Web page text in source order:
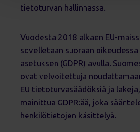
tietoturvan hallinnassa.
Vuodesta 2018 alkaen EU-
sovelletaan suoraan
asetuksen (GDPR) avulla.
ovat velvoitettuja
EU tietoturvasäädöksiä ja
mainittua GDPR:ää, joka
henkilötietojen käsittelyä.